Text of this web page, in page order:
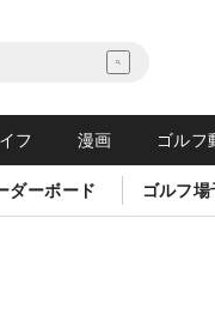
フ 漫画 ゴルフ
ダーボード ゴルフ